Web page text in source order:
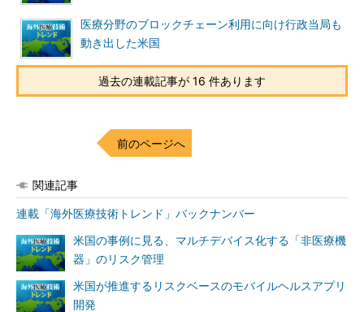
医療分野のブロックチェーン利用に向け行政当局も
動き出した米国
過去の連載記事が 16 件あります
前のページへ
関連記事
連載「海外医療技術トレンド」バックナンバー
米国の事例に見る、マルチデバイス化する「非医療機
器」のリスク管理
米国が推進するリスクベースのモバイルヘルスアプリ
開発